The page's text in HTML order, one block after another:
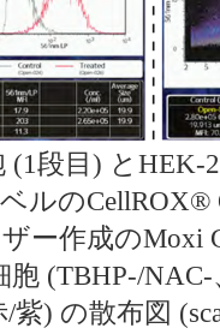
(1段目) と
ルのCellROX®
ー作成のMoxi
胞 (TBHP-/
紫) の散布図